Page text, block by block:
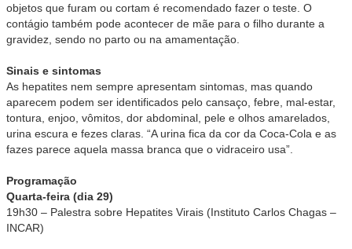
objetos que furam ou cortam é recomendado fazer o teste. O
contágio também pode acontecer de mãe para o filho durante a
gravidez, sendo no parto ou na amamentação.
Sinais e sintomas
As hepatites nem sempre apresentam sintomas, mas quando
aparecem podem ser identificados pelo cansaço, febre, mal-estar,
tontura, enjoo, vômitos, dor abdominal, pele e olhos amarelados,
urina escura e fezes claras. “A urina fica da cor da Coca-Cola e as
fazes parece aquela massa branca que o vidraceiro usa”.
Programação
Quarta-feira (dia 29)
19h30 – Palestra sobre Hepatites Virais (Instituto Carlos Chagas –
INCAR)